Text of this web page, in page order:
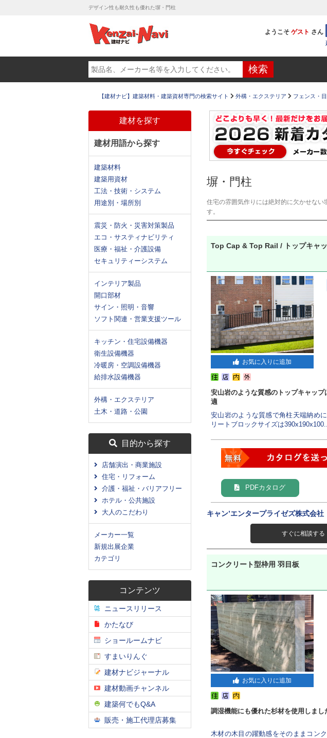
デザイン性も耐久性も優れた塀・門柱
ようこそ ゲスト さん
【建材ナビ】建築材料・建築資材専門の検索サイト 外構・エクステリア フェンス・
建材を探す
建材用語から探す
建築材料
建築用資材
工法・技術・システム
用途別・場所別
震災・防火・災害対策製品
エコ・サスティナビリティ
医療・福祉・介護設備
セキュリティーシステム
インテリア製品
開口部材
サイン・照明・音響
ソフト関連・営業支援ツール
キッチン・住宅設備機器
衛生設備機器
冷暖房・空調設備機器
給排水設備機器
外構・エクステリア
土木・道路・公園
目的から探す
店舗演出・商業施設
住宅・リフォーム
介護・福祉・バリアフリー
ホテル・公共施設
大人のこだわり
メーカー一覧
新規出展企業
カテゴリ
コンテンツ
ニュースリリース
かたなび
ショールームナビ
すまいりんぐ
建材ナビジャーナル
建材動画チャンネル
建築何でもQ&A
販売・施工代理店募集
塀・門柱
住宅の雰囲気作りには絶対的に欠かせな
す。
Top Cap & Top Rail / トップキャ
お気に入りに追加
安山岩のような質感のトップキャッ
適
安山岩のような質感で角柱天端納め
リートブロックサイズは
PDFカタログ
キャン’エンタープライゼズ株式会社
すぐに相談する
コンクリート型枠用 羽目板
お気に入りに追加
調湿機能にも優れた杉材を使用しまし
木材の木目の躍動感をそのままコン